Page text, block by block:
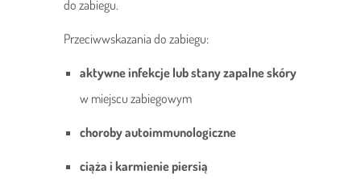
do zabiegu.
Przeciwwskazania do zabiegu:
aktywne infekcje lub stany zapalne skóry
w miejscu zabiegowym
choroby autoimmunologiczne
ciąża i karmienie piersią